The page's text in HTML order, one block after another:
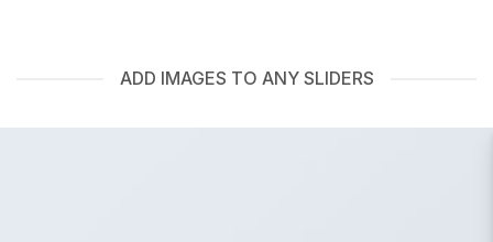
ADD IMAGES TO ANY SLIDERS